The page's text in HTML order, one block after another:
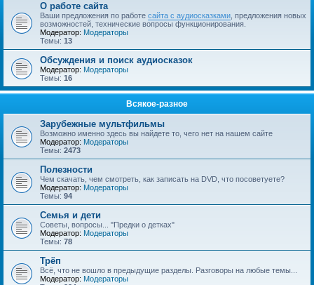
О работе сайта
Ваши предложения по работе сайта с аудиосказками , предложения новых
возможностей, технические вопросы функционирования.
Модератор: Модераторы
Темы: 13
Обсуждения и поиск аудиосказок
Модератор: Модераторы
Темы: 16
Всякое-разное
Зарубежные мультфильмы
Возможно именно здесь вы найдете то, чего нет на нашем сайте
Модератор: Модераторы
Темы: 2473
Полезности
Чем скачать, чем смотреть, как записать на DVD, что посоветуете?
Модератор: Модераторы
Темы: 94
Семья и дети
Советы, вопросы... "Предки о детках"
Модератор: Модераторы
Темы: 78
Трёп
Всё, что не вошло в предыдущие разделы. Разговоры на любые темы...
Модератор: Модераторы